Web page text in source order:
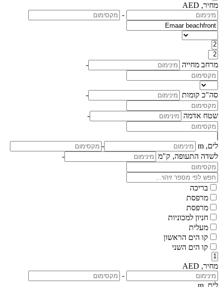
מחיר, AED
-
מרחב מחייה -
סה"כ קומות -
שטח אדמה -
לים, m
-
לשדה התעופה, ק"מ
-
בריכה
מרפסת
מרפסת
חניון למכוניות
מעלית
קו הים הראשון
קו הים השני
מחיר, AED
-
לים, m